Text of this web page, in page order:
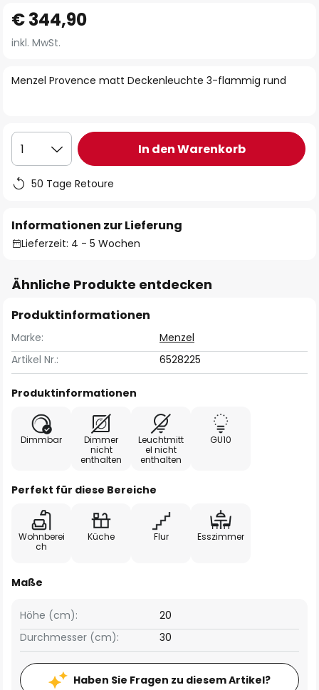
Anfang
der
springen
Menzel Provence matt Deckenleuchte 3-flammig rund
€ 344,90
inkl. MwSt.
1 In den Warenkorb
50 Tage Retoure
Informationen zur Lieferung
Lieferzeit: 4 - 5 Wochen
Ähnliche Produkte entdecken
Produktinformationen
Marke:
Menzel
Artikel Nr.:
6528225
Produktinformationen
Dimmbar
Dimmer
nicht
enthalten
Leuchtmitt
el nicht
enthalten
GU10
Perfekt für diese Bereiche
Wohnberei
ch
Küche Flur Esszimmer
Maße
Höhe (cm):
20
Durchmesser (cm):
30
Haben Sie Fragen zu diesem Artikel?